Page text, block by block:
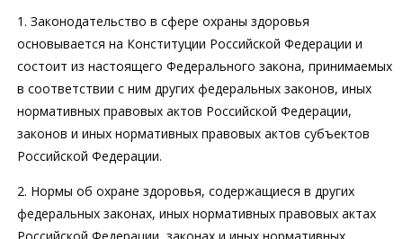
1. Законодательство в сфере охраны здоровья
основывается на Конституции Российской Федерации и
состоит из настоящего Федерального закона, принимаемых
в соответствии с ним других федеральных законов, иных
нормативных правовых актов Российской Федерации,
законов и иных нормативных правовых актов субъектов
Российской Федерации.
2. Нормы об охране здоровья, содержащиеся в других
федеральных законах, иных нормативных правовых актах